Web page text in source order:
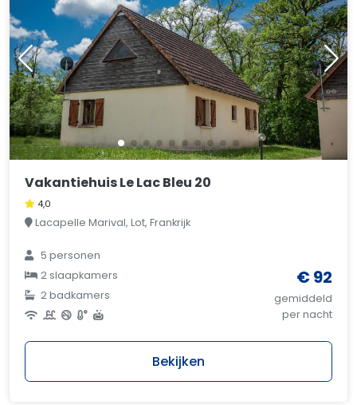
Vakantiehuis Le Lac Bleu 20
4,0
Lacapelle Marival, Lot, Frankrijk
5 personen
2 slaapkamers
2 badkamers
€ 92
gemiddeld
per nacht
Bekijken